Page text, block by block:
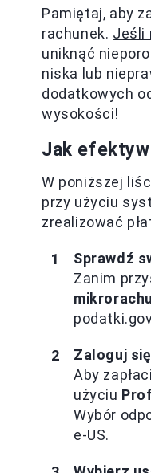
Pamiętaj, aby
rachunek. Jeśli
uniknąć
niska lub
dodatkowych
wysokości!
Jak
W poniższej
przy użyciu
zrealizować
Sprawdź
Zanim
Zaloguj
Aby
użyciu
Wybór
e-US.